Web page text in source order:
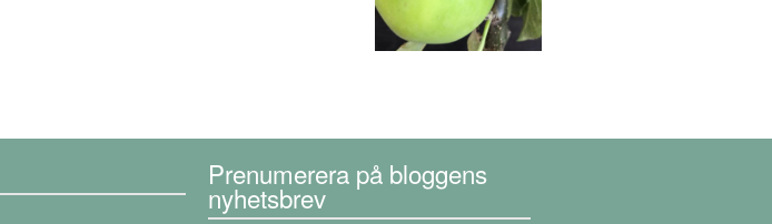
Prenumerera på bloggens
nyhetsbrev